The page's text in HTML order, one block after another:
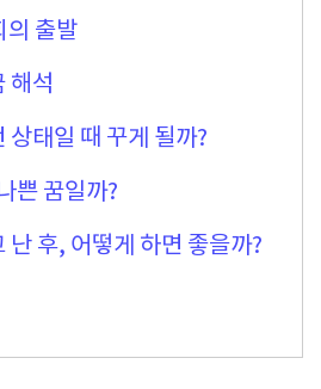
의 출발
해석
상태일 때 꾸게 될까?
쁜 꿈일까?
난 후, 어떻게 하면 좋을까?